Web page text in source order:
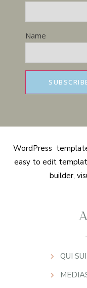
Name
WordPress
easy to edit
builder,
QUI